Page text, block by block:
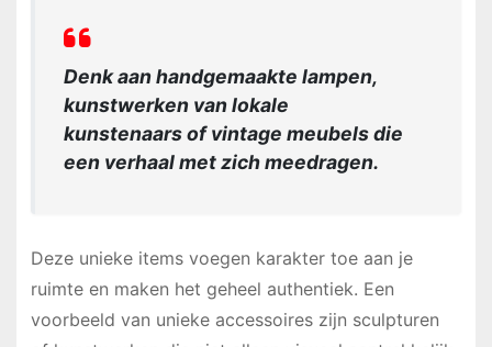
Denk aan handgemaakte lampen,
kunstwerken van lokale
kunstenaars of vintage meubels die
een verhaal met zich meedragen.
Deze unieke items voegen karakter toe aan je
ruimte en maken het geheel authentiek. Een
voorbeeld van unieke accessoires zijn sculpturen